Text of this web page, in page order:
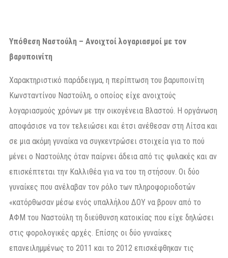
Υπόθεση Ναστούλη – Ανοιχτοί λογαριασμοί με τον
βαρυποινίτη
Χαρακτηριστικό παράδειγμα, η περίπτωση του βαρυποινίτη
Κωνσταντίνου Ναστούλη, ο οποίος είχε ανοιχτούς
λογαριασμούς χρόνων με την οικογένεια Βλαστού. Η οργάνωση
αποφάσισε να τον τελειώσει και έτσι ανέθεσαν στη Λίτσα και
σε μια ακόμη γυναίκα να συγκεντρώσει στοιχεία για το πού
μένει ο Ναστούλης όταν παίρνει άδεια από τις φυλακές και αν
επισκέπτεται την Καλλιθέα για να του τη στήσουν. Οι δύο
γυναίκες που ανέλαβαν τον ρόλο των πληροφοριοδοτών
«κατόρθωσαν μέσω ενός υπαλλήλου ΔΟΥ να βρουν από το
ΑΦΜ του Ναστούλη τη διεύθυνση κατοικίας που είχε δηλώσει
στις φορολογικές αρχές. Επίσης οι δύο γυναίκες
επανειλημμένως το 2011 και το 2012 επισκέφθηκαν τις